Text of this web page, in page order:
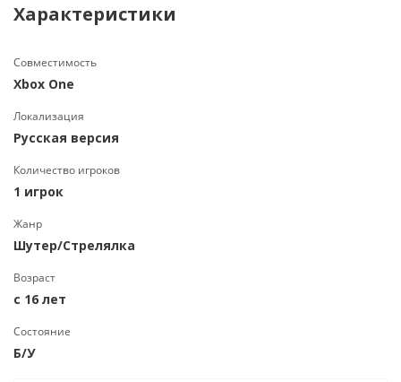
Характеристики
Совместимость
Xbox One
Локализация
Русская версия
Количество игроков
1 игрок
Жанр
Шутер/Стрелялка
Возраст
с 16 лет
Состояние
Б/У